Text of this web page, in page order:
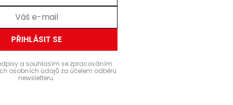
voda pro
Neness Glory
50ml
Parfémovaná
299
PŘIHLÁSIT SE
a souhlasím se zpracováním
osobních údajů za účelem odběru
newsletteru.